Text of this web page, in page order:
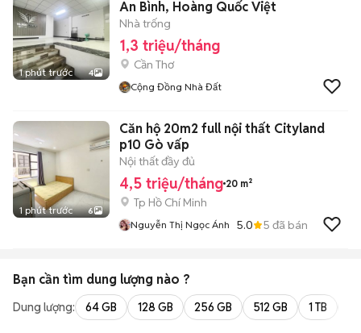
1 phút trước 4
An Bình, Hoàng Quốc Việt
Nhà trống
1,3 triệu/tháng
Cần Thơ
Cộng Đồng Nhà Đất
1 phút trước 6
Căn hộ 20m2 full nội thất Cityland
p10 Gò vấp
Nội thất đầy đủ
4,5 triệu/tháng 20 m²
Tp Hồ Chí Minh
Nguyễn Thị Ngọc Ánh 5.0 5 đã bán
Bạn cần tìm dung lượng nào ?
Dung lượng: 64 GB 128 GB 256 GB 512 GB 1 TB